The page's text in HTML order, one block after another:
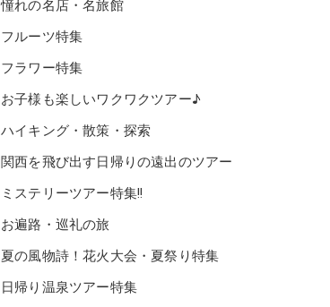
憧れの名店・名旅館
フルーツ特集
フラワー特集
お子様も楽しいワクワクツアー♪
ハイキング・散策・探索
関西を飛び出す日帰りの遠出のツアー
ミステリーツアー特集!!
お遍路・巡礼の旅
夏の風物詩！花火大会・夏祭り特集
日帰り温泉ツアー特集